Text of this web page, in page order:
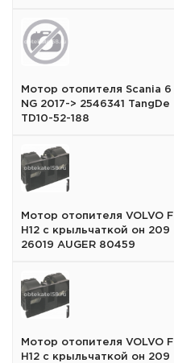
Мотор отопителя Scania 6
NG 2017-> 2546341 TangDe
TD10-52-188
Мотор отопителя VOLVO F
H12 с крыльчаткой он 209
26019 AUGER 80459
Мотор отопителя VOLVO F
H12 с крыльчаткой он 209